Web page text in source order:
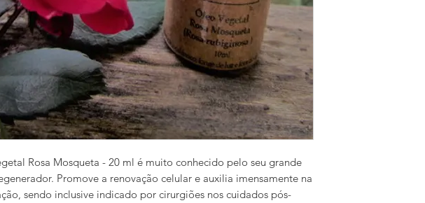
Rosa Mosqueta - 20 ml é muito conhecido pelo seu grande
Promove a renovação celular e auxilia imensamente na
sendo inclusive indicado por cirurgiões nos cuidados pós-